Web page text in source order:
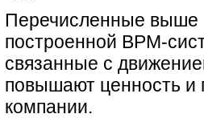
Перечисленные выше
построенной BPM-
связанные с
повышают ценность и
компании.